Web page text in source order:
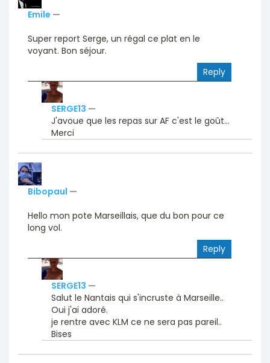
Emile —
Super report Serge, un régal ce plat en le
voyant. Bon séjour.
Reply
SERGE13 —
J'avoue que les repas sur AF c'est le goût...
Merci
Bibopaul —
Hello mon pote Marseillais, que du bon pour ce
long vol.
Reply
SERGE13 —
Salut le Nantais qui s'incruste à Marseille..
Oui j'ai adoré.
je rentre avec KLM ce ne sera pas pareil..
Bises